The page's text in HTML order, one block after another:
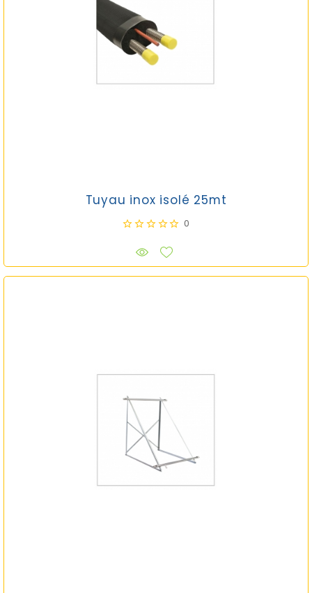
Tuyau inox isolé 25mt
0